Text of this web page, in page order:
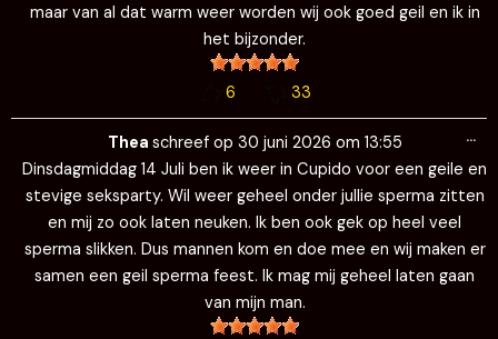
maar van al dat warm weer worden wij ook goed geil en ik in
het bijzonder.